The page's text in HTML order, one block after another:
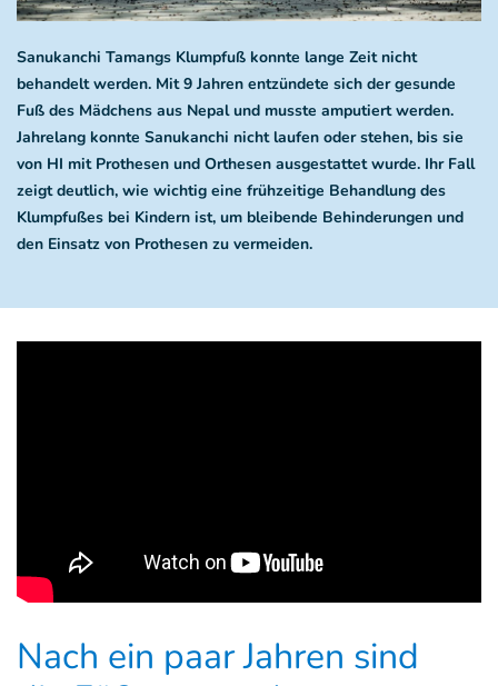
Sanukanchi Tamangs Klumpfuß konnte lange Zeit nicht
behandelt werden. Mit 9 Jahren entzündete sich der gesunde
Fuß des Mädchens aus Nepal und musste amputiert werden.
Jahrelang konnte Sanukanchi nicht laufen oder stehen, bis sie
von HI mit Prothesen und Orthesen ausgestattet wurde. Ihr Fall
zeigt deutlich, wie wichtig eine frühzeitige Behandlung des
Klumpfußes bei Kindern ist, um bleibende Behinderungen und
den Einsatz von Prothesen zu vermeiden.
Nach ein paar Jahren sind